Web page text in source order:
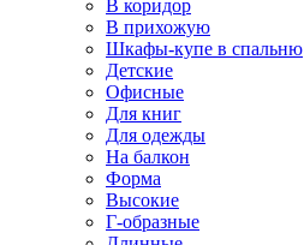
В коридор
В прихожую
Шкафы-купе в спальню
Детские
Офисные
Для книг
Для одежды
На балкон
Форма
Высокие
Г-образные